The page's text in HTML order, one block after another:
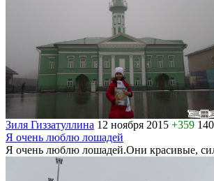
Зиля Гиззатуллина 12 ноября 2015 +359
Я очень люблю лошадей
Я очень люблю лошадей.Они красивые,